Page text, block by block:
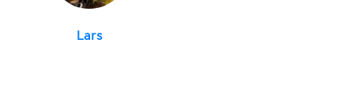
Lars